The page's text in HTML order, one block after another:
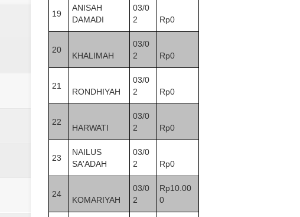
19
ANISAH
DAMADI
03/0
2
Rp0
20
KHALIMAH
03/0
2
Rp0
21
RONDHIYAH
03/0
2
Rp0
22
HARWATI
03/0
2
Rp0
23
NAILUS
SA'ADAH
03/0
2
Rp0
24
KOMARIYAH
03/0
2
Rp10.00
0